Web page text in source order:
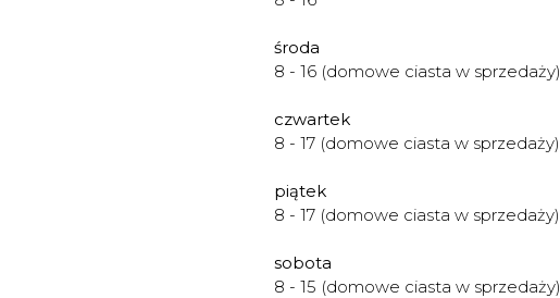
środa
8 - 16 (domowe ciasta w sprzedaży)
czwartek
8 - 17 (domowe ciasta w sprzedaży)
piątek
8 - 17 (domowe ciasta w sprzedaży)
sobota
8 - 15 (domowe ciasta w sprzedaży)